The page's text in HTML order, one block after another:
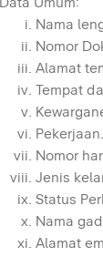
Nama
Nomor
Alamat
Tempat
Pekerjaan.
Nomor
Jenis
Status
Nama
Alamat